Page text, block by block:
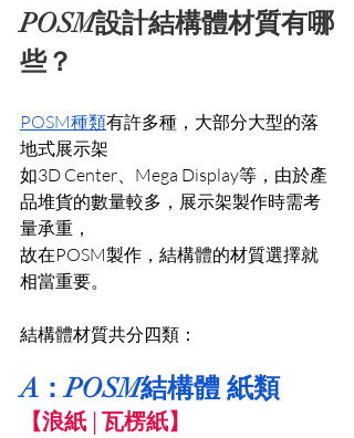
POSM設計結構體材質有哪
些？
POSM種類有許多種，大部分大型的落
地式展示架
如3D Center、Mega Display等，由於產
品堆貨的數量較多，展示架製作時需考
量承重，
故在POSM製作，結構體的材質選擇就
相當重要。
結構體材質共分四類：
A ：POSM結構體 紙類
【浪紙 | 瓦楞紙】